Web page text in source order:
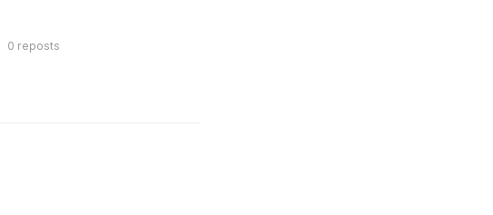
0 reposts